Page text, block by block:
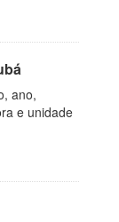
ano,
e unidade